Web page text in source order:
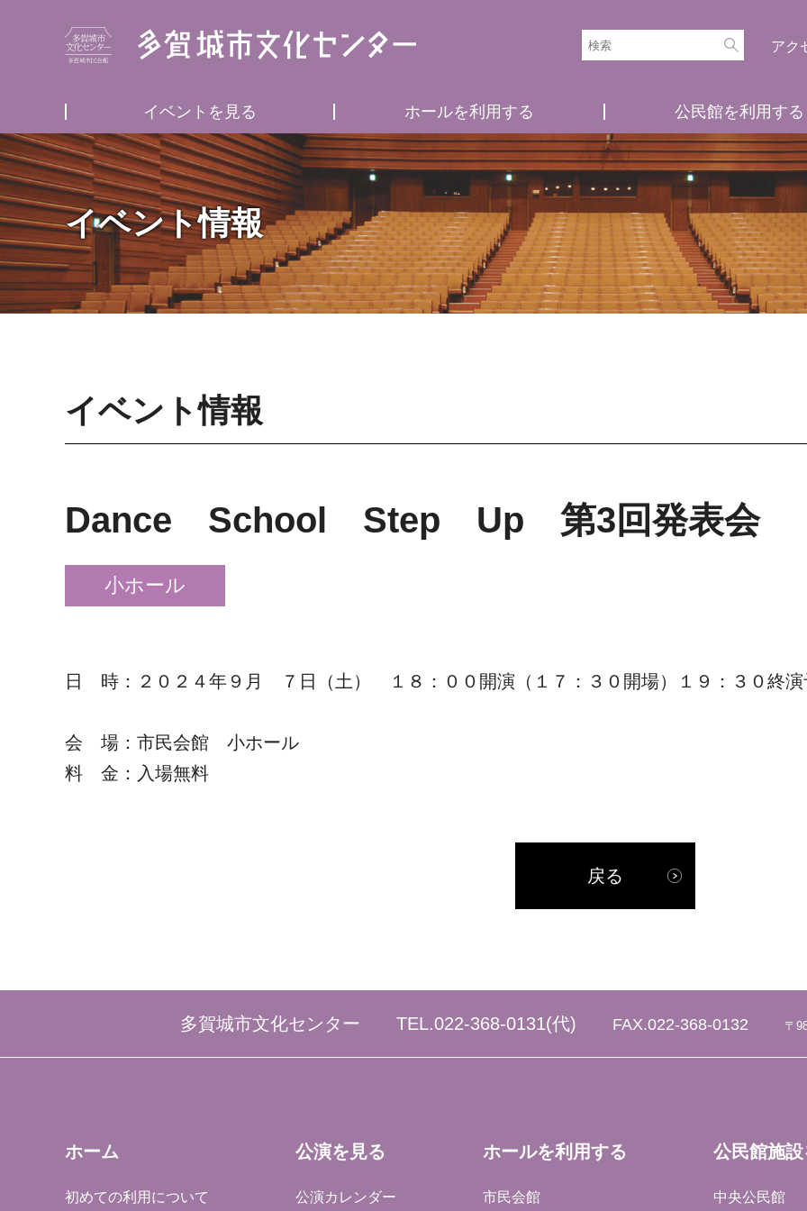
アク
イベントを見る ホールを利用する 公民館を利用する
イベント情報
イベント情報
Dance School Step Up 第3回発表会
小ホール
日 時：２０２４年９月 ７日（土） １８：００開演（１７：３０開場）１９：３０終演
会 場：市民会館 小ホール
料 金：入場無料
戻る
多賀城市文化センター TEL.022-368-0131(代) FAX.022-368-0132 〒
ホーム
初めての利用について
公演を見る
公演カレンダー
ホールを利用する
市民会館
公民館施
中央公民館